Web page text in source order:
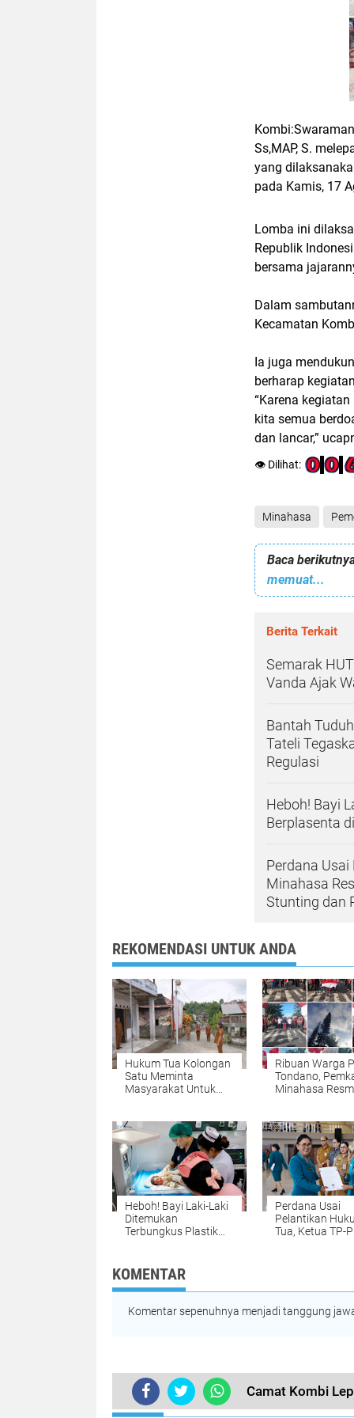
Ss,MAP, S.
yang
pada Kamis, 17
Lomba ini
Republik
bersama
Dalam
Kecamatan
Ia juga
berharap
“Karena
kita semua
dan lancar,”
👁️ Dilihat:
Minahasa
Baca
memuat...
Berita Terkait
Semarak
Vanda Ajak
Bantah
Tateli
Regulasi
Heboh! Bayi
Berplasenta
Perdana Usai
Minahasa
Stunting dan
REKOMENDASI UNTUK ANDA
Hukum Tua Kolongan
Satu Meminta
Masyarakat Untuk
Hut Ke 81 RI
Ribuan Warga
Tondano,
Minahasa
Sehat dan
Persatuan
Heboh! Bayi Laki-Laki
Ditemukan
Terbungkus Plastik
Winangun Atas
Perdana Usai
Pelantikan
Tua, Ketua TP-
Stunting dan
Ketahanan
KOMENTAR
Komentar sepenuhnya menjadi tanggung
Camat Kombi
TERKINI